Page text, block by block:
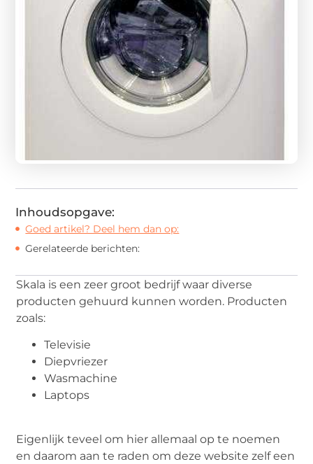
Inhoudsopgave:
Goed artikel? Deel hem dan op:
Gerelateerde berichten:
Skala is een zeer groot bedrijf waar diverse
producten gehuurd kunnen worden. Producten
zoals:
Televisie
Diepvriezer
Wasmachine
Laptops
Eigenlijk teveel om hier allemaal op te noemen
en daarom aan te raden om deze website zelf een